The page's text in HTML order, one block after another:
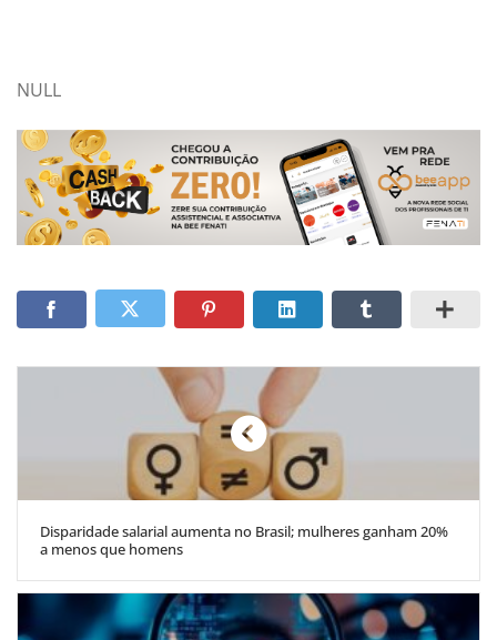
NULL
Disparidade salarial aumenta no Brasil; mulheres ganham 20%
a menos que homens